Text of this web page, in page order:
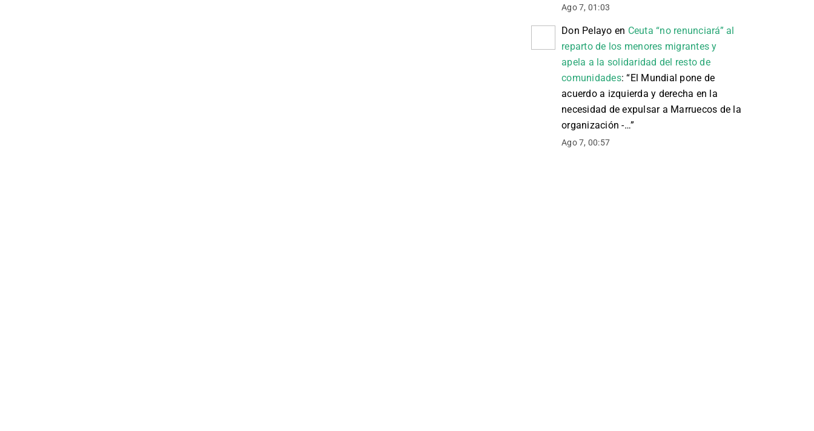
Ago 7, 01:03
Don Pelayo en Ceuta “no renunciará” al
reparto de los menores migrantes y
apela a la solidaridad del resto de
comunidades: “El Mundial pone de
acuerdo a izquierda y derecha en la
necesidad de expulsar a Marruecos de la
organización -…”
Ago 7, 00:57